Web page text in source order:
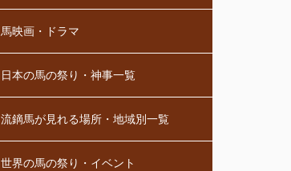
馬映画・ドラマ
日本の馬の祭り・神事一覧
流鏑馬が見れる場所・地域別一覧
世界の馬の祭り・イベント